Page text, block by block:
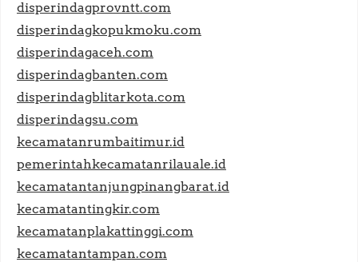
disperindagprovntt.com
disperindagkopukmoku.com
disperindagaceh.com
disperindagbanten.com
disperindagblitarkota.com
disperindagsu.com
kecamatanrumbaitimur.id
pemerintahkecamatanrilauale.id
kecamatantanjungpinangbarat.id
kecamatantingkir.com
kecamatanplakattinggi.com
kecamatantampan.com